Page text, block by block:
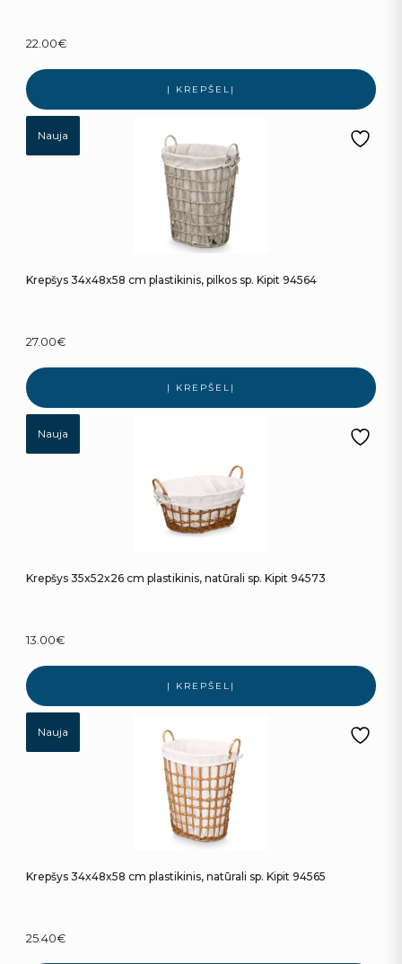
22.00€
Į KREPŠELĮ
Nauja
Krepšys 34x48x58 cm plastikinis, pilkos sp. Kipit 94564
27.00€
Į KREPŠELĮ
Nauja
Krepšys 35x52x26 cm plastikinis, natūrali sp. Kipit 94573
13.00€
Į KREPŠELĮ
Nauja
Krepšys 34x48x58 cm plastikinis, natūrali sp. Kipit 94565
25.40€